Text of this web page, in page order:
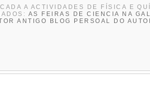
A ACTIVIDADES DE FÍ­SICA E
AS FEIRAS DE CIENCIA NA
ANTIGO BLOG PERSOAL DO